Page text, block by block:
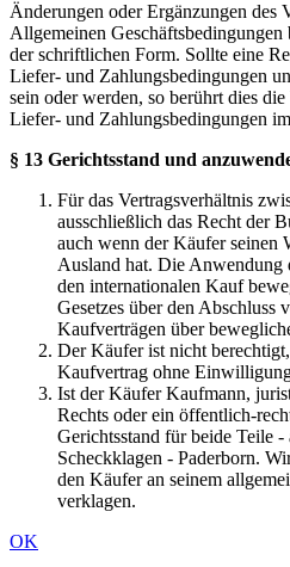
Änderungen oder Ergänzungen des
Allgemeinen
der schriftlichen Form. Sollte eine
Liefer- und Zahlungsbedingungen
sein oder werden, so berührt dies
Liefer- und Zahlungsbedingungen
§ 13 Gerichtsstand und
Für das Vertragsverhältnis
ausschließlich das Recht der
auch wenn der Käufer seinen
Ausland hat. Die Anwendung
den internationalen Kauf
Gesetzes über den Abschluss
Kaufverträgen über
Der Käufer ist nicht
Kaufvertrag ohne
Ist der Käufer Kaufmann,
Rechts oder ein öffentlich-
Gerichtsstand für beide Teile
Scheckklagen - Paderborn.
den Käufer an seinem
verklagen.
OK